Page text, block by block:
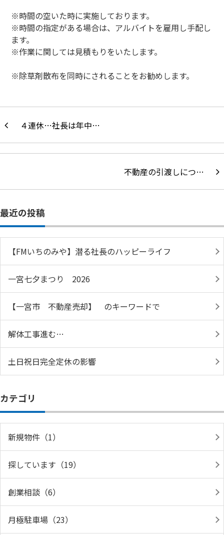
※時間の空いた時に実施しております。
※時間の指定がある場合は、アルバイトを雇用し手配し
ます。
※作業に関しては見積もりをいたします。
※除草剤散布を同時にされることをお勧めします。
４連休…社長は年中…
不動産の引渡しにつ…
最近の投稿
【FMいちのみや】潜る社長のハッピーライフ
一宮七夕まつり 2026
【一宮市 不動産売却】 のキーワードで
解体工事進む…
土日祝日完全定休の影響
カテゴリ
新規物件（1）
探しています（19）
創業相談（6）
月極駐車場（23）